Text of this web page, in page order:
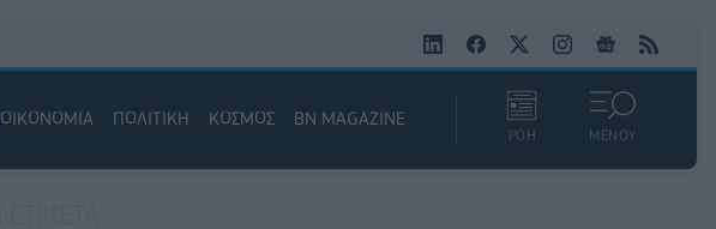
ΟΙΚΟΝΟΜΙΑ ΠΟΛΙΤΙΚΗ ΚΟΣΜΟΣ BN MAGAZINE
ΡΟΗ ΜΕΝΟΥ